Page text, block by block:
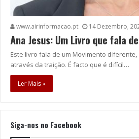
www.airinformacao.pt 14 Dezembro,
Ana Jesus: Um Livro que fala
Este livro fala de um Movimento
através da traição. É facto que é difícil…
Ler Mais »
Siga-nos no Facebook